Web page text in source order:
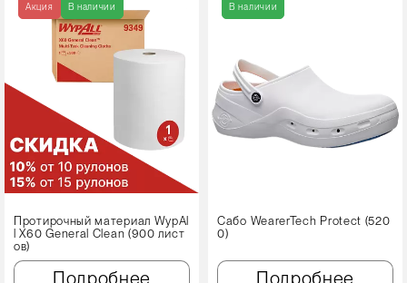
Акция В наличии
Протирочный материал WypAl
l X60 Genеral Clean (900 лист
ов)
Подробнее
В наличии
Сабо WearerTech Protect (520
0)
Подробнее